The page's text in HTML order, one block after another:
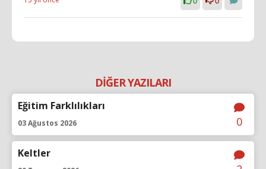
DİĞER YAZILARI
Eğitim Farklılıkları
03 Ağustos 2026 0
Keltler